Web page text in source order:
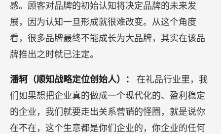
感。顾客对品牌的初始认知将决定品牌的未来发
展，因为认知一旦形成就很难改变。从这个角度
看，很多品牌最终不能成长为大品牌，其实在该品
牌推出之时就已注定。
潘轲（顺知战略定位创始人）： 在礼品行业里，我
们如果想把企业真的做成一个现代化的、盈利稳定
的企业，我们就要走出关系营销的怪圈，就是说你
在不在，这个生意都是你们企业的，你企业的任何